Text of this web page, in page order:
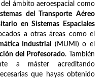
ámbito aeroespacial como
del Transporte Aéreo
en Sistemas Espaciales
a otras áreas como el
Industrial
(MUMI) o el
del Profesorado. También
a máster acreditando
que hayas obtenido